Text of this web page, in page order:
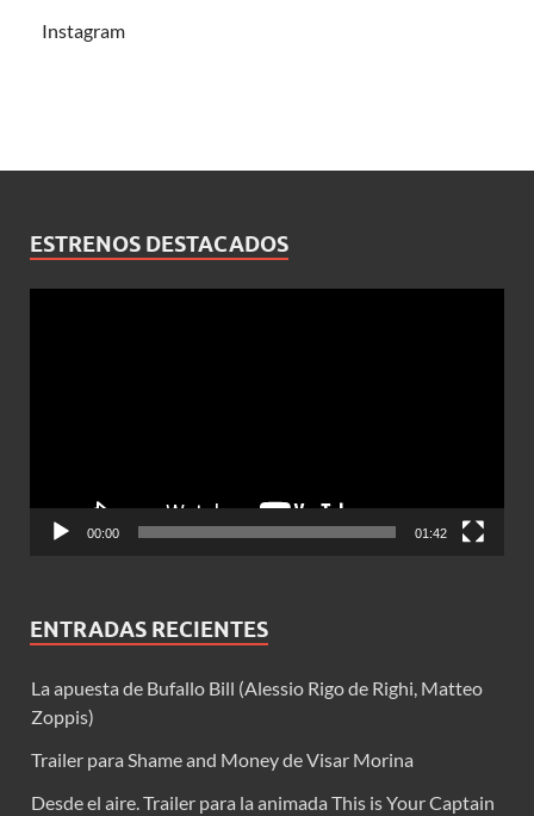
Instagram
ESTRENOS DESTACADOS
00:00 01:42
ENTRADAS RECIENTES
La apuesta de Bufallo Bill (Alessio Rigo de Righi, Matteo
Zoppis)
Trailer para Shame and Money de Visar Morina
Desde el aire. Trailer para la animada This is Your Captain